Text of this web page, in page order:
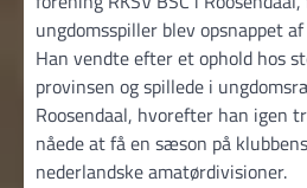
ungdomsspiller blev opsnappet
Han vendte efter et ophold hos
provinsen og spillede i
Roosendaal, hvorefter han igen
nåede at få en sæson på
nederlandske amatørdivisioner.